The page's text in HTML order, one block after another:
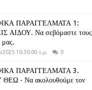
ΠΑΡΑΓΓΕΛΜΑΤΑ 1:
ΑΙΔΟΥ. Να σεβόμαστε τους
μας.
2025 10:30:00 π.μ. 0
ΠΑΡΑΓΓΕΛΜΑΤΑ 3.
- Να ακολουθούμε τον